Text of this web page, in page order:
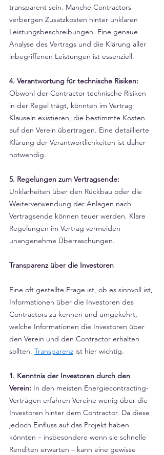
transparent sein. Manche Contractors
verbergen Zusatzkosten hinter unklaren
Leistungsbeschreibungen. Eine genaue
Analyse des Vertrags und die Klärung aller
inbegriffenen Leistungen ist essenziell.
4. Verantwortung für technische Risiken:
Obwohl der Contractor technische Risiken
in der Regel trägt, könnten im Vertrag
Klauseln existieren, die bestimmte Kosten
auf den Verein übertragen. Eine detaillierte
Klärung der Verantwortlichkeiten ist daher
notwendig.
5. Regelungen zum Vertragsende:
Unklarheiten über den Rückbau oder die
Weiterverwendung der Anlagen nach
Vertragsende können teuer werden. Klare
Regelungen im Vertrag vermeiden
unangenehme Überraschungen.
Transparenz über die Investoren
Eine oft gestellte Frage ist, ob es sinnvoll ist,
Informationen über die Investoren des
Contractors zu kennen und umgekehrt,
welche Informationen die Investoren über
den Verein und den Contractor erhalten
sollten. Transparenz ist hier wichtig.
1. Kenntnis der Investoren durch den
Verein: In den meisten Energiecontracting-
Verträgen erfahren Vereine wenig über die
Investoren hinter dem Contractor. Da diese
jedoch Einfluss auf das Projekt haben
könnten – insbesondere wenn sie schnelle
Renditen erwarten – kann eine gewisse